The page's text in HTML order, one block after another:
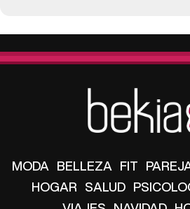
MODA BELLEZA FIT
HOGAR SALUD